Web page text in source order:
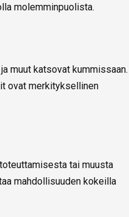
molemminpuolista.
muut katsovat kummissaan.
ovat merkityksellinen
tai muusta
mahdollisuuden kokeilla